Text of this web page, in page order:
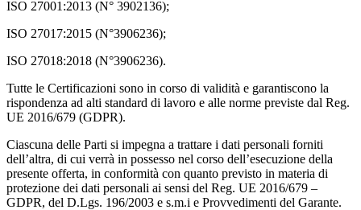
ISO 27001:2013 (N° 3902136);
ISO 27017:2015 (N°3906236);
ISO 27018:2018 (N°3906236).
Tutte le Certificazioni sono in corso di validità e garantiscono la
rispondenza ad alti standard di lavoro e alle norme previste dal Reg.
UE 2016/679 (GDPR).
Ciascuna delle Parti si impegna a trattare i dati personali forniti
dell’altra, di cui verrà in possesso nel corso dell’esecuzione della
presente offerta, in conformità con quanto previsto in materia di
protezione dei dati personali ai sensi del Reg. UE 2016/679 –
GDPR, del D.Lgs. 196/2003 e s.m.i e Provvedimenti del Garante.